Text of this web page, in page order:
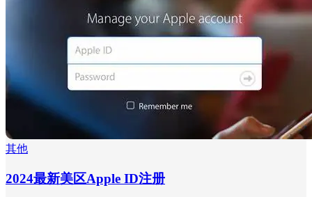
其他
2024最新美区Apple ID注册